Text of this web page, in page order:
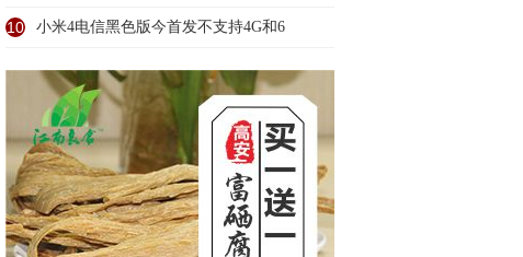
10 小米4电信黑色版今首发不支持4G和6